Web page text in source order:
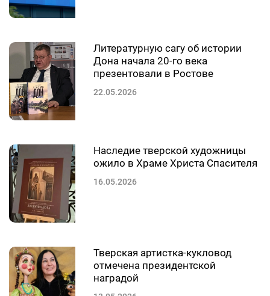
Литературную сагу об истории
Дона начала 20-го века
презентовали в Ростове
22.05.2026
Наследие тверской художницы
ожило в Храме Христа Спасителя
16.05.2026
Тверская артистка-кукловод
отмечена президентской
наградой